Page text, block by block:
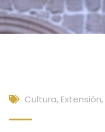
Cultura, Extensión,